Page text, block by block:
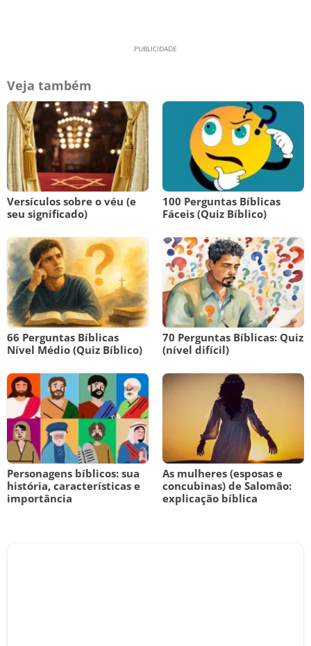
Veja também
Versículos sobre o véu (e
seu significado)
100 Perguntas Bíblicas
Fáceis (Quiz Bíblico)
66 Perguntas Bíblicas
Nível Médio (Quiz Bíblico)
70 Perguntas Bíblicas: Quiz
(nível difícil)
Personagens bíblicos: sua
história, características e
importância
As mulheres (esposas e
concubinas) de Salomão:
explicação bíblica